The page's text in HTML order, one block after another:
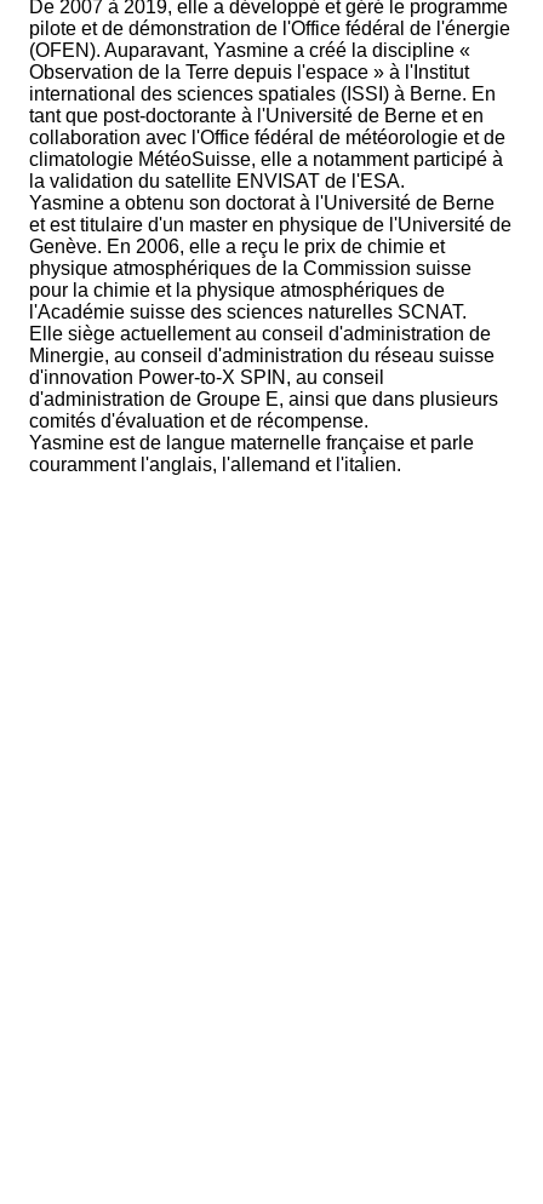
De 2007 à 2019, elle a développé et géré le programme
pilote et de démonstration de l'Office fédéral de l'énergie
(OFEN). Auparavant, Yasmine a créé la discipline «
Observation de la Terre depuis l'espace » à l'Institut
international des sciences spatiales (ISSI) à Berne. En
tant que post-doctorante à l'Université de Berne et en
collaboration avec l'Office fédéral de météorologie et de
climatologie MétéoSuisse, elle a notamment participé à
la validation du satellite ENVISAT de l'ESA.
Yasmine a obtenu son doctorat à l'Université de Berne
et est titulaire d'un master en physique de l'Université de
Genève. En 2006, elle a reçu le prix de chimie et
physique atmosphériques de la Commission suisse
pour la chimie et la physique atmosphériques de
l'Académie suisse des sciences naturelles SCNAT.
Elle siège actuellement au conseil d'administration de
Minergie, au conseil d'administration du réseau suisse
d'innovation Power-to-X SPIN, au conseil
d'administration de Groupe E, ainsi que dans plusieurs
comités d'évaluation et de récompense.
Yasmine est de langue maternelle française et parle
couramment l'anglais, l'allemand et l'italien.